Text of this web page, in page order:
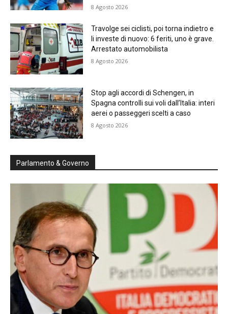
8 Agosto 2026
Travolge sei ciclisti, poi torna indietro e
li investe di nuovo: 6 feriti, uno è grave.
Arrestato automobilista
8 Agosto 2026
Stop agli accordi di Schengen, in
Spagna controlli sui voli dall’Italia: interi
aerei o passeggeri scelti a caso
8 Agosto 2026
Parlamento & Governo